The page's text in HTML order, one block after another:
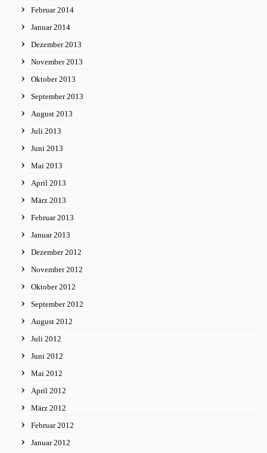
Februar 2014
Januar 2014
Dezember 2013
November 2013
Oktober 2013
September 2013
August 2013
Juli 2013
Juni 2013
Mai 2013
April 2013
März 2013
Februar 2013
Januar 2013
Dezember 2012
November 2012
Oktober 2012
September 2012
August 2012
Juli 2012
Juni 2012
Mai 2012
April 2012
März 2012
Februar 2012
Januar 2012